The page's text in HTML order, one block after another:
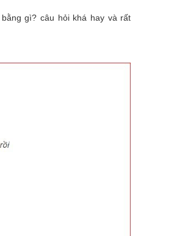
gì? câu hỏi khá hay và rất